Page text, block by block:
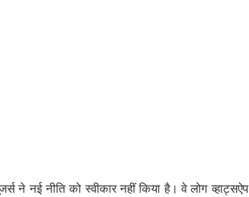
ने नई नीति को स्वीकार नहीं किया है। वे लोग व्हाट्सऐप